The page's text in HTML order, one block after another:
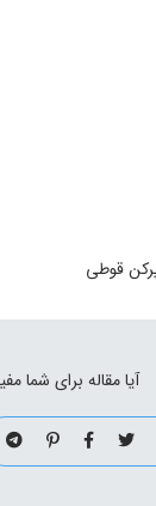
قوطی
آیا مقاله برای شما